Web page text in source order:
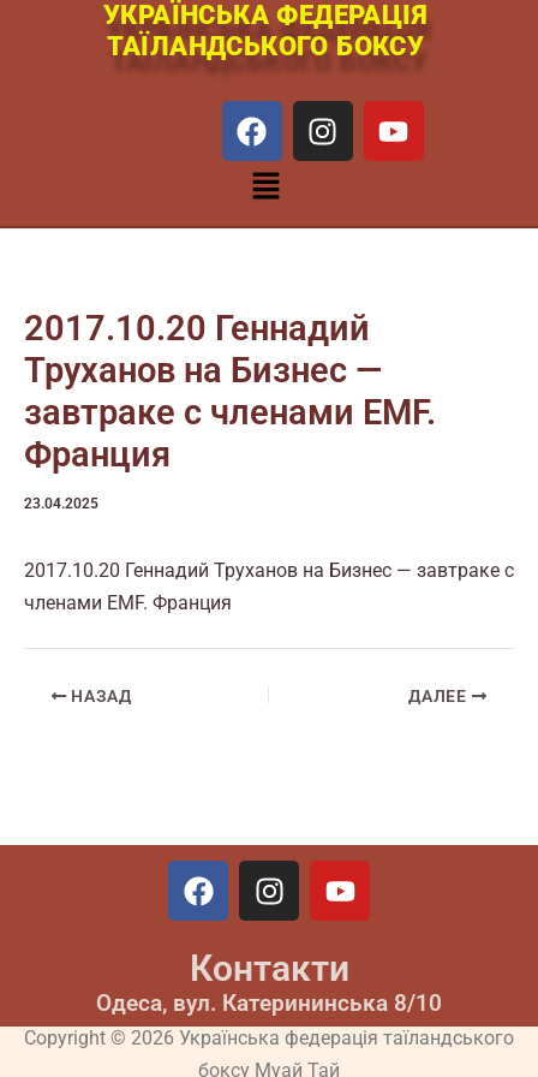
УКРАЇНСЬКА ФЕДЕРАЦІЯ
ТАЇЛАНДСЬКОГО БОКСУ
a
c
e
b
o
n
s
g
m
o
u
b
Меню
2017.10.20 Геннадий
Труханов на Бизнес —
завтраке с членами EMF.
Франция
23.04.2025
2017.10.20 Геннадий Труханов на Бизнес — завтраке с
членами EMF. Франция
НАЗАД ДАЛЕЕ
F
a
e
b
o
o
I
n
t
a
g
r
Y
o
t
u
b
e
Контакти
Одеса, вул. Катерининська 8/10
Copyright © 2026 Українська федерація таїландського
боксу Муай Тай